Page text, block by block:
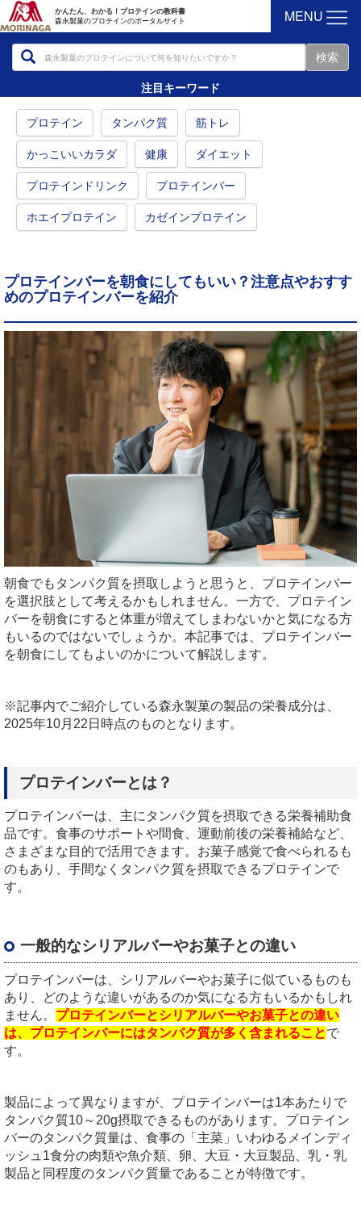
かんたん、わかる！プロテインの教科書
森永製菓のプロテインのポータルサイト
MENU
注目キーワード
プロテイン タンパク質 筋トレ
かっこいいカラダ 健康 ダイエット
プロテインドリンク プロテインバー
ホエイプロテイン カゼインプロテイン
プロテインバーを朝食にしてもいい？注意点やおすす
めのプロテインバーを紹介
朝食でもタンパク質を摂取しようと思うと、プロテインバー
を選択肢として考えるかもしれません。一方で、プロテイン
バーを朝食にすると体重が増えてしまわないかと気になる方
もいるのではないでしょうか。本記事では、プロテインバー
を朝食にしてもよいのかについて解説します。
※記事内でご紹介している森永製菓の製品の栄養成分は、
2025年10月 22 日時点のものとなります。
プロテインバーとは？
プロテインバーは、主にタンパク質を摂取できる栄養補助食
品です。食事のサポートや間食、運動前後の栄養補給など、
さまざまな目的で活用できます。お菓子感覚で食べられるも
のもあり、手間なくタンパク質を摂取できるプロテインで
す。
一般的なシリアルバーやお菓子との違い
プロテインバーは、シリアルバーやお菓子に似ているものも
あり、どのような違いがあるのか気になる方もいるかもしれ
ません。 プロテインバーとシリアルバーやお菓子との違い
は、プロテインバーにはタンパク質が多く含まれることで
す。
製品によって異なりますが、プロテインバーは1本あたりで
タンパク質10～ 20g摂取できるものがあります。プロテイン
バーのタンパク質量は、食事の「主菜」いわゆるメインディ
ッシュ 1食分の肉類や魚介類、卵、大豆・大豆製品、乳・乳
製品と同程度のタンパク質量であることが特徴です。